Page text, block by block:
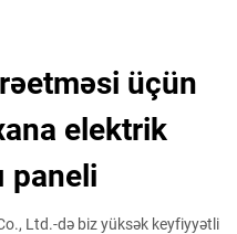
üçün
elektrik
paneli
Ltd.-də biz yüksək keyfiyyətli